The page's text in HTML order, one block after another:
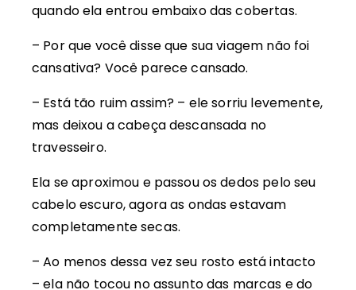
quando ela entrou embaixo das cobertas.
– Por que você disse que sua viagem não foi
cansativa? Você parece cansado.
– Está tão ruim assim? – ele sorriu levemente,
mas deixou a cabeça descansada no
travesseiro.
Ela se aproximou e passou os dedos pelo seu
cabelo escuro, agora as ondas estavam
completamente secas.
– Ao menos dessa vez seu rosto está intacto
– ela não tocou no assunto das marcas e do